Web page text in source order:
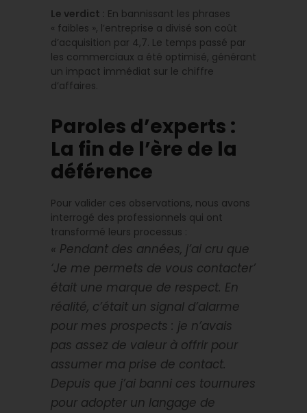
Le verdict : En bannissant les phrases
« faibles », l’entreprise a divisé son coût
d’acquisition par 4,7. Le temps passé par
les commerciaux a été optimisé, générant
un impact immédiat sur le chiffre
d’affaires.
Paroles d’experts :
La fin de l’ère de la
déférence
Pour valider ces observations, nous avons
interrogé des professionnels qui ont
transformé leurs processus :
« Pendant des années, j’ai cru que
‘Je me permets de vous contacter’
était une marque de respect. En
réalité, c’était un signal d’alarme
pour mes prospects : je n’avais
pas assez de valeur à offrir pour
assumer ma prise de contact.
Depuis que j’ai banni ces tournures
pour adopter un langage de